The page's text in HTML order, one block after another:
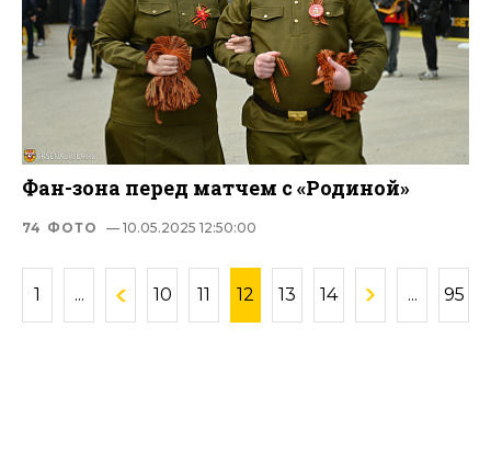
Фан-зона перед матчем с «Родиной»
74 ФОТО — 10.05.2025 12:50:00
1 ... 10 11 12 13 14 ... 95